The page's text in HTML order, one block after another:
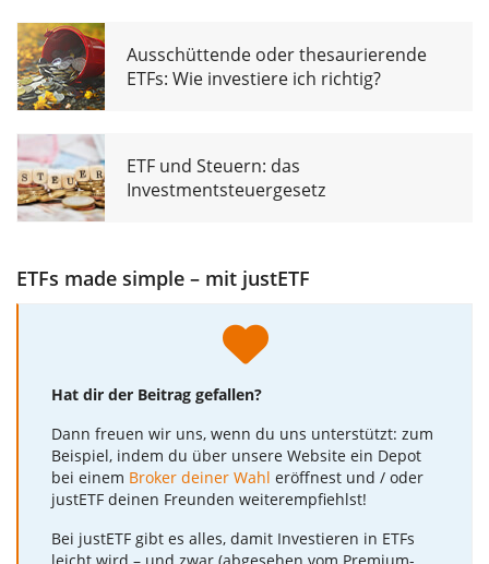
Ausschüttende oder thesaurierende
ETFs: Wie investiere ich richtig?
ETF und Steuern: das
Investmentsteuergesetz
ETFs made simple – mit justETF
Hat dir der Beitrag gefallen?
Dann freuen wir uns, wenn du uns unterstützt: zum
Beispiel, indem du über unsere Website ein Depot
bei einem Broker deiner Wahl eröffnest und / oder
justETF deinen Freunden weiterempfiehlst!
Bei justETF gibt es alles, damit Investieren in ETFs